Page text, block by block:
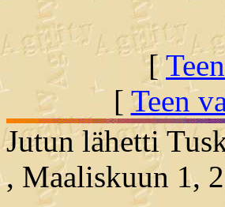
[
[ Teen
Jutun lähetti
, Maaliskuun 1,